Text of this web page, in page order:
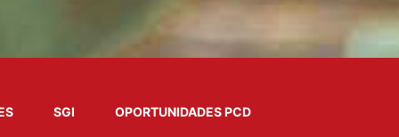
SGI OPORTUNIDADES PCD